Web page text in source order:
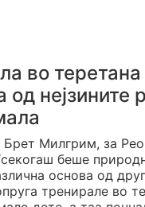
во теретана
од нејзините
Брет Милгрим, за
беше
основа од
тренирале во